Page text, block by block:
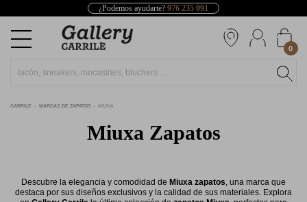
¿Podemos ayudarte? 976 235 091
0
CARRILÉ MARCAS DE ZAPATOS MIUXA
Miuxa Zapatos
Descubre la elegancia y comodidad de Miuxa zapatos, una marca que
destaca por sus diseños exclusivos y la calidad de sus materiales. Explora